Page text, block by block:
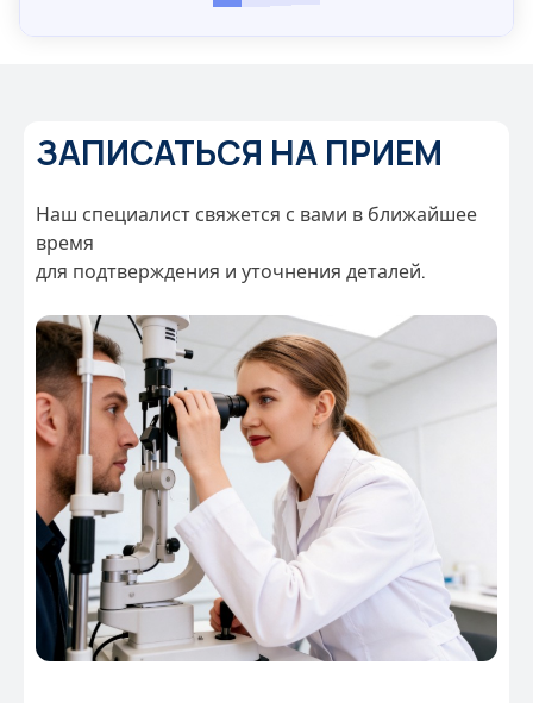
ЗАПИСАТЬСЯ НА ПРИЕМ
Наш специалист свяжется с вами в ближайшее
время
для подтверждения и уточнения деталей.